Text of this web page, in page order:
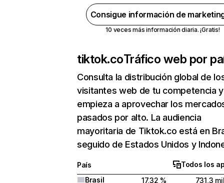
Consigue información de
10 veces más información diaria. ¡Gratis!
tiktok.coTráfico web por
Consulta la distribución global de
visitantes web de tu competencia y
empieza a aprovechar los
pasados por alto. La audiencia
mayoritaria de Tiktok.co está en
seguido de Estados Unidos y
País
Todos los
Brasil
17,32 % 731,3